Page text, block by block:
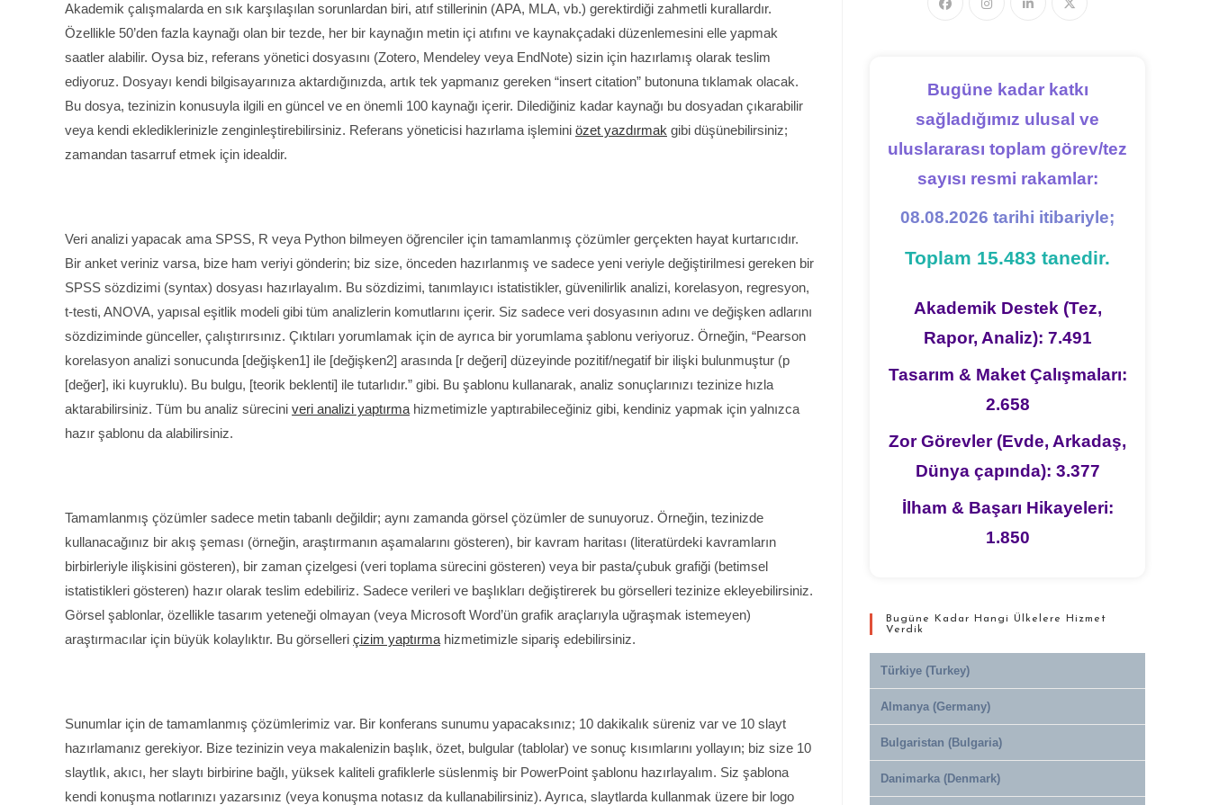
Akademik çalışmalarda en sık karşılaşılan sorunlardan biri, atıf stillerinin (APA, MLA, vb.) gerektirdiği zahmetli kurallardır.
Özellikle 50’den fazla kaynağı olan bir tezde, her bir kaynağın metin içi atıfını ve kaynakçadaki düzenlemesini elle yapmak
saatler alabilir. Oysa biz, referans yönetici dosyasını (Zotero, Mendeley veya EndNote) sizin için hazırlamış olarak teslim
ediyoruz. Dosyayı kendi bilgisayarınıza aktardığınızda, artık tek yapmanız gereken “insert citation” butonuna tıklamak olacak.
Bu dosya, tezinizin konusuyla ilgili en güncel ve en önemli 100 kaynağı içerir. Dilediğiniz kadar kaynağı bu dosyadan çıkarabilir
veya kendi eklediklerinizle zenginleştirebilirsiniz. Referans yöneticisi hazırlama işlemini özet yazdırmak gibi düşünebilirsiniz;
zamandan tasarruf etmek için idealdir.
Veri analizi yapacak ama SPSS, R veya Python bilmeyen öğrenciler için tamamlanmış çözümler gerçekten hayat kurtarıcıdır.
Bir anket veriniz varsa, bize ham veriyi gönderin; biz size, önceden hazırlanmış ve sadece yeni veriyle değiştirilmesi gereken bir
SPSS sözdizimi (syntax) dosyası hazırlayalım. Bu sözdizimi, tanımlayıcı istatistikler, güvenilirlik analizi, korelasyon, regresyon,
t-testi, ANOVA, yapısal eşitlik modeli gibi tüm analizlerin komutlarını içerir. Siz sadece veri dosyasının adını ve değişken adlarını
sözdiziminde günceller, çalıştırırsınız. Çıktıları yorumlamak için de ayrıca bir yorumlama şablonu veriyoruz. Örneğin, “Pearson
korelasyon analizi sonucunda [değişken1] ile [değişken2] arasında [r değeri] düzeyinde pozitif/negatif bir ilişki bulunmuştur (p
[değer], iki kuyruklu). Bu bulgu, [teorik beklenti] ile tutarlıdır.” gibi. Bu şablonu kullanarak, analiz sonuçlarınızı tezinize hızla
aktarabilirsiniz. Tüm bu analiz sürecini veri analizi yaptırma hizmetimizle yaptırabileceğiniz gibi, kendiniz yapmak için yalnızca
hazır şablonu da alabilirsiniz.
Tamamlanmış çözümler sadece metin tabanlı değildir; aynı zamanda görsel çözümler de sunuyoruz. Örneğin, tezinizde
kullanacağınız bir akış şeması (örneğin, araştırmanın aşamalarını gösteren), bir kavram haritası (literatürdeki kavramların
birbirleriyle ilişkisini gösteren), bir zaman çizelgesi (veri toplama sürecini gösteren) veya bir pasta/çubuk grafiği (betimsel
istatistikleri gösteren) hazır olarak teslim edebiliriz. Sadece verileri ve başlıkları değiştirerek bu görselleri tezinize ekleyebilirsiniz.
Görsel şablonlar, özellikle tasarım yeteneği olmayan (veya Microsoft Word’ün grafik araçlarıyla uğraşmak istemeyen)
araştırmacılar için büyük kolaylıktır. Bu görselleri çizim yaptırma hizmetimizle sipariş edebilirsiniz.
Sunumlar için de tamamlanmış çözümlerimiz var. Bir konferans sunumu yapacaksınız; 10 dakikalık süreniz var ve 10 slayt
hazırlamanız gerekiyor. Bize tezinizin veya makalenizin başlık, özet, bulgular (tablolar) ve sonuç kısımlarını yollayın; biz size 10
slaytlık, akıcı, her slaytı birbirine bağlı, yüksek kaliteli grafiklerle süslenmiş bir PowerPoint şablonu hazırlayalım. Siz şablona
kendi konuşma notlarınızı yazarsınız (veya konuşma notasız da kullanabilirsiniz). Ayrıca, slaytlarda kullanmak üzere bir logo
Bugüne kadar katkı
sağladığımız ulusal ve
uluslararası toplam görev/tez
sayısı resmi rakamlar:
08.08.2026 tarihi itibariyle;
Toplam 15.483 tanedir.
Akademik Destek (Tez,
Rapor, Analiz): 7.491
Tasarım & Maket Çalışmaları:
2.658
Zor Görevler (Evde, Arkadaş,
Dünya çapında): 3.377
İlham & Başarı Hikayeleri:
1.850
Bugüne Kadar Hangi Ülkelere Hizmet
Verdik
Türkiye (Turkey)
Almanya (Germany)
Bulgaristan (Bulgaria)
Danimarka (Denmark)